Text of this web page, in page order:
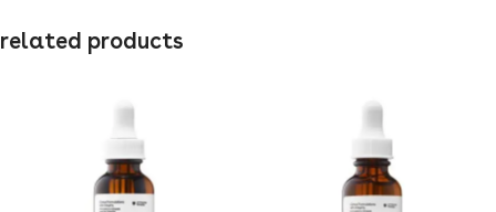
related products